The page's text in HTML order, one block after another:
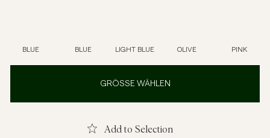
Unterwäsche
BLUE BLUE LIGHT BLUE OLIVE PINK
GRÖSSE WÄHLEN
Add to Selection